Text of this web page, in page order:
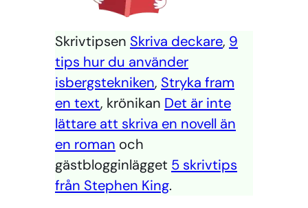
Skrivtipsen Skriva deckare, 9
tips hur du använder
isbergstekniken, Stryka fram
en text, krönikan Det är inte
lättare att skriva en novell än
en roman och
gästblogginlägget 5 skrivtips
från Stephen King.